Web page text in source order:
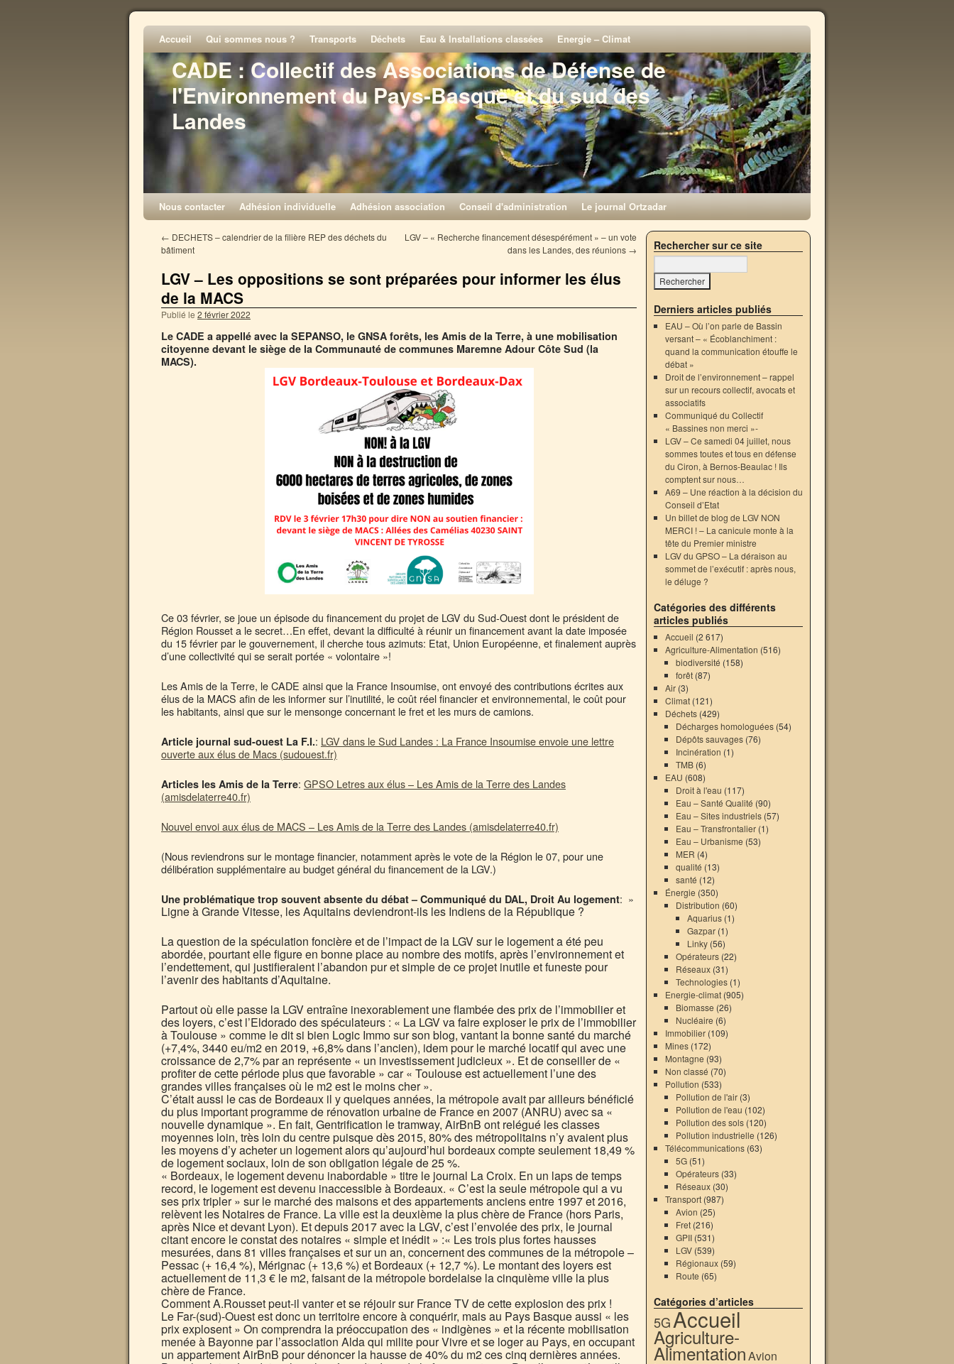
CADE : Collectif des Associations de Défense de
l'Environnement du Pays-Basque et du sud des
Landes
Accueil Qui sommes nous ? Transports Déchets Eau & Installations classées Energie – Climat
Nous contacter Adhésion individuelle Adhésion association Conseil d'administration Le journal Ortzadar
← DECHETS – calendrier de la filière REP des déchets du
bâtiment
LGV – « Recherche financement désespérément » – un vote
dans les Landes, des réunions →
LGV – Les oppositions se sont préparées pour informer les élus
de la MACS
Publié le 2 février 2022
Le CADE a appellé avec la SEPANSO, le GNSA forêts, les Amis de la Terre, à une mobilisation
citoyenne devant le siège de la Communauté de communes Maremne Adour Côte Sud (la
MACS).
Ce 03 février, se joue un épisode du financement du projet de LGV du Sud-Ouest dont le président de
Région Rousset a le secret…En effet, devant la difficulté à réunir un financement avant la date imposée
du 15 février par le gouvernement, il cherche tous azimuts: Etat, Union Européenne, et finalement auprès
d’une collectivité qui se serait portée « volontaire »!
Les Amis de la Terre, le CADE ainsi que la France Insoumise, ont envoyé des contributions écrites aux
élus de la MACS afin de les informer sur l’inutilité, le coût réel financier et environnemental, le coût pour
les habitants, ainsi que sur le mensonge concernant le fret et les murs de camions.
Article journal sud-ouest La F.I.: LGV dans le Sud Landes : La France Insoumise envoie une lettre
ouverte aux élus de Macs (sudouest.fr)
Articles les Amis de la Terre: GPSO Letres aux élus – Les Amis de la Terre des Landes
(amisdelaterre40.fr)
Nouvel envoi aux élus de MACS – Les Amis de la Terre des Landes (amisdelaterre40.fr)
(Nous reviendrons sur le montage financier, notamment après le vote de la Région le 07, pour une
délibération supplémentaire au budget général du financement de la LGV.)
Une problématique trop souvent absente du débat – Communiqué du DAL, Droit Au logement: »
Ligne à Grande Vitesse, les Aquitains deviendront-ils les Indiens de la République ?
La question de la spéculation foncière et de l’impact de la LGV sur le logement a été peu
abordée, pourtant elle figure en bonne place au nombre des motifs, après l’environnement et
l’endettement, qui justifieraient l’abandon pur et simple de ce projet inutile et funeste pour
l’avenir des habitants d’Aquitaine.
Partout où elle passe la LGV entraîne inexorablement une flambée des prix de l’immobilier et
des loyers, c’est l’Eldorado des spéculateurs : « La LGV va faire exploser le prix de l’immobilier
à Toulouse » comme le dit si bien Logic Immo sur son blog, vantant la bonne santé du marché
(+7,4%, 3440 eu/m2 en 2019, +6,8% dans l’ancien), idem pour le marché locatif qui avec une
croissance de 2,7% par an représente « un investissement judicieux ». Et de conseiller de «
profiter de cette période plus que favorable » car « Toulouse est actuellement l’une des
grandes villes françaises où le m2 est le moins cher ».
C’était aussi le cas de Bordeaux il y quelques années, la métropole avait par ailleurs bénéficié
du plus important programme de rénovation urbaine de France en 2007 (ANRU) avec sa «
nouvelle dynamique ». En fait, Gentrification le tramway, AirBnB ont relégué les classes
moyennes loin, très loin du centre puisque dès 2015, 80% des métropolitains n’y avaient plus
les moyens d’y acheter un logement alors qu’aujourd’hui bordeaux compte seulement 18,49 %
de logement sociaux, loin de son obligation légale de 25 %.
« Bordeaux, le logement devenu inabordable » titre le journal La Croix. En un laps de temps
record, le logement est devenu inaccessible à Bordeaux. « C’est la seule métropole qui a vu
ses prix tripler » sur le marché des maisons et des appartements anciens entre 1997 et 2016,
relèvent les Notaires de France. La ville est la deuxième la plus chère de France (hors Paris,
après Nice et devant Lyon). Et depuis 2017 avec la LGV, c’est l’envolée des prix, le journal
citant encore le constat des notaires « simple et inédit » :« Les trois plus fortes hausses
mesurées, dans 81 villes françaises et sur un an, concernent des communes de la métropole –
Pessac (+ 16,4 %), Mérignac (+ 13,6 %) et Bordeaux (+ 12,7 %). Le montant des loyers est
actuellement de 11,3 € le m2, faisant de la métropole bordelaise la cinquième ville la plus
chère de France.
Comment A.Rousset peut-il vanter et se réjouir sur France TV de cette explosion des prix !
Le Far-(sud)-Ouest est donc un territoire encore à conquérir, mais au Pays Basque aussi « les
prix explosent » On comprendra la préoccupation des « indigènes » et la récente mobilisation
menée à Bayonne par l’association Alda qui milite pour Vivre et se loger au Pays, en occupant
un appartement AirBnB pour dénoncer la hausse de 40% du m2 ces cinq dernières années.
Rechercher sur ce site
Derniers articles publiés
EAU – Où l’on parle de Bassin
versant – « Écoblanchiment :
quand la communication étouffe le
débat »
Droit de l’environnement – rappel
sur un recours collectif, avocats et
associatifs
Communiqué du Collectif
« Bassines non merci »-
LGV – Ce samedi 04 juillet, nous
sommes toutes et tous en défense
du Ciron, à Bernos-Beaulac ! Ils
comptent sur nous…
A69 – Une réaction à la décision du
Conseil d’Etat
Un billet de blog de LGV NON
MERCI ! – La canicule monte à la
tête du Premier ministre
LGV du GPSO – La déraison au
sommet de l’exécutif : après nous,
le déluge ?
Catégories des différents
articles publiés
Accueil (2 617)
Agriculture-Alimentation (516)
biodiversité (158)
forêt (87)
Air(3)
Climat(121)
Déchets(429)
Décharges homologuées (54)
Dépôts sauvages (76)
Incinération (1)
TMB (6)
EAU (608)
Droit à l'eau (117)
Eau – Santé Qualité (90)
Eau – Sites industriels (57)
Eau – Transfrontalier (1)
Eau – Urbanisme (53)
MER (4)
qualité (13)
santé (12)
Énergie (350)
Distribution (60)
Aquarius(1)
Gazpar(1)
Linky(56)
Opérateurs (22)
Réseaux (31)
Technologies (1)
Energie-climat(905)
Biomasse (26)
Nucléaire (6)
Immobilier(109)
Mines(172)
Montagne (93)
Non classé (70)
Pollution (533)
Pollution de l'air (3)
Pollution de l'eau (102)
Pollution des sols (120)
Pollution industrielle (126)
Télécommunications(63)
5G (51)
Opérateurs (33)
Réseaux (30)
Transport(987)
Avion (25)
Fret (216)
GPII (531)
LGV (539)
Régionaux (59)
Route (65)
Catégories d’articles
5GAccueil
Agriculture-
AlimentationAvion